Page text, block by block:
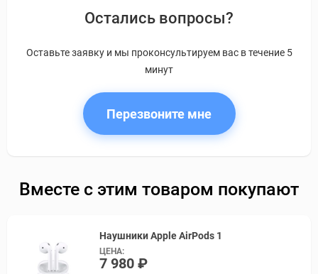
Остались вопросы?
Оставьте заявку и мы проконсультируем вас в течение 5
минут
Перезвоните мне
Вместе с этим товаром покупают
Наушники Apple AirPods 1
ЦЕНА:
7 980 ₽